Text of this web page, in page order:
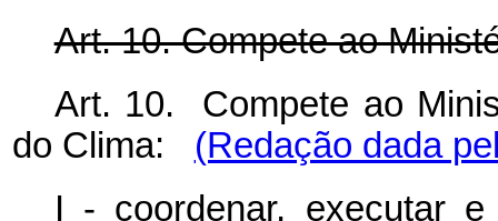
Art. 10. Compete ao
Art. 10. Compete ao
do Clima: (Redação dada
I - coordenar, executar